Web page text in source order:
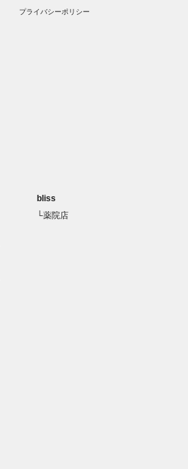
プライバシーポリシー
bliss
└薬院店